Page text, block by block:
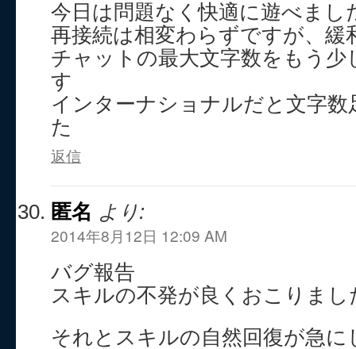
今日は問題なく快適に遊べまし
再接続は相変わらずですが、緩
チャットの最大文字数をもう
す
インターナショナルだと文字
た
返信
匿名 より:
2014年8月12日 12:09 AM
バグ報告
スキルの不発が良くおこりまし
それとスキルの自然回復が急